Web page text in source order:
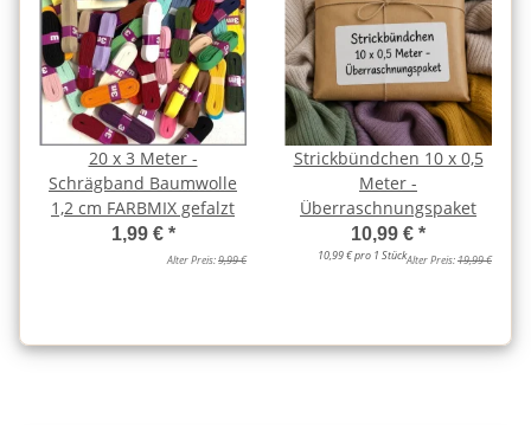
20 x 3 Meter -
Schrägband Baumwolle
1,2 cm FARBMIX gefalzt
1,99 € *
Alter Preis:9,99 €
Strickbündchen 10 x 0,5
Meter -
Überraschnungspaket
10,99 € *
10,99 € pro 1 StückAlter Preis:19,99 €